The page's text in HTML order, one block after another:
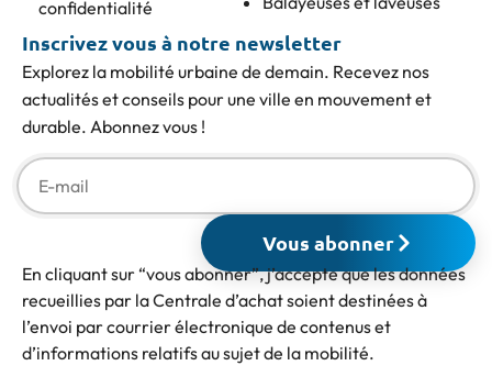
confidentialité
Inscrivez vous à notre newsletter
Explorez la mobilité urbaine de demain. Recevez nos
actualités et conseils pour une ville en mouvement et
durable. Abonnez vous !
Vous abonner
En cliquant sur “vous abonner”, j’accepte que les données
recueillies par la Centrale d’achat soient destinées à
l’envoi par courrier électronique de contenus et
d’informations relatifs au sujet de la mobilité.